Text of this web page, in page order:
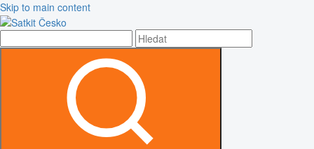
Skip to main content